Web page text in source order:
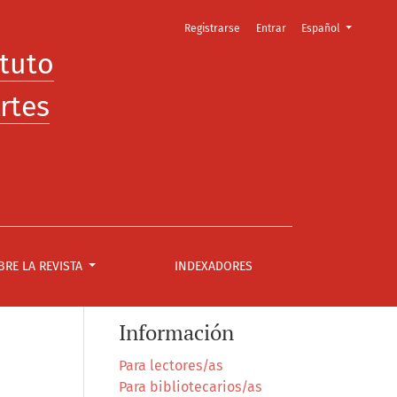
LA REVISTA INDEXADORES
Registrarse Entrar Cambiar el idioma.
Español
Información
Para lectores/as
Para bibliotecarios/as